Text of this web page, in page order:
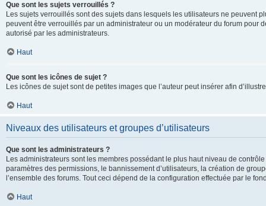
Que sont les sujets verrouillés ?
Les sujets verrouillés sont des sujets dans lesquels les utilisateurs ne peuvent
peuvent être verrouillés par un administrateur ou un modérateur du forum pour
autorisé par les administrateurs.
Haut
Que sont les icônes de sujet ?
Les icônes de sujet sont de petites images que l’auteur peut insérer afin
Haut
Niveaux des utilisateurs et groupes d’utilisateurs
Que sont les administrateurs ?
Les administrateurs sont les membres possédant le plus haut niveau de
paramètres des permissions, le bannissement d’utilisateurs, la création de
l’ensemble des forums. Tout ceci dépend de la configuration effectuée par le
Haut